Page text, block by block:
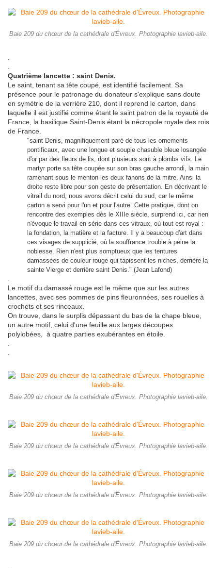
Baie 209 du chœur de la cathédrale d'Évreux. Photographie lavieb-aile.
Quatrième lancette : saint Denis.
Le saint, tenant sa tête coupé, est identifié facilement. Sa
présence pour le patronage du donateur s'explique sans doute
en symétrie de la verrière 210, dont il reprend le carton, dans
laquelle il est justifié comme étant le saint patron de la royauté de
France, la basilique Saint-Denis étant la nécropole royale des rois
de France.
"saint Denis, magnifiquement paré de tous les ornements
pontificaux, avec une longue et souple chasuble bleue losangée
d'or par des fleurs de lis, dont plusieurs sont à plombs vifs. Le
martyr porte sa tête coupée sur son bras gauche arrondi, la main
ramenant sous le menton les deux fanons de la mitre. Ainsi la
droite reste libre pour son geste de présentation. En décrivant le
vitrail du nord, nous avons décrit celui du sud, car le même
carton a servi pour l'un et pour l'autre. Cette pratique, dont on
rencontre des exemples dès le XIIIe siècle, surprend ici, car rien
n'évoque le travail en série dans ces vitraux, où tout est royal :
la fondation, la matière et la facture. Il y a beaucoup d'art dans
ces visages de supplicié, où la souffrance trouble à peine la
noblesse. Rien n'est plus somptueux que les tentures
damassées de couleur rouge qui tapissent les niches, derrière la
sainte Vierge et derrière saint Denis." (Jean Lafond)
Le motif du damassé rouge est le même que sur les autres
lancettes, avec ses pommes de pins fleuronnées, ses rouelles à
crochets et ses rinceaux.
On trouve, dans le surplis dépassant du bas de la chape bleue,
un autre motif, celui d'une feuille aux larges découpes
polylobées, à quatre parties exubérantes en étoile.
Baie 209 du chœur de la cathédrale d'Évreux. Photographie lavieb-aile.
Baie 209 du chœur de la cathédrale d'Évreux. Photographie lavieb-aile.
Baie 209 du chœur de la cathédrale d'Évreux. Photographie lavieb-aile.
Baie 209 du chœur de la cathédrale d'Évreux. Photographie lavieb-aile.